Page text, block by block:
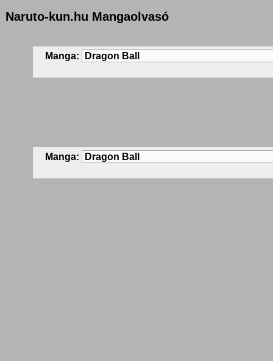
Naruto-kun.hu Mangaolvasó
Manga:
Manga: